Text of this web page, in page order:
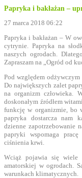
Papryka i bakłażan –
27 marca 2018 06:22
Papryka i bakłażan – W
cytrynie. Papryka na
naszych ogrodach.
Zapraszam na „Ogród od
Pod względem
Do największych zalet
na organizm człowieka.
doskonałym źródłem
funkcję w organizmie, bo
papryka dostarcza nam
dzienne zapotrzebowanie
papryki wspomaga
ciśnienia krwi.
Wciąż pojawia się wiele
amatorskiej w ogrodach.
warunkach klimatycznych.